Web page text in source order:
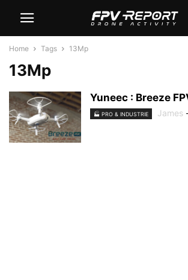
Home Tags 13Mp
13Mp
Yuneec : Breeze
🏭 PRO & INDUSTRIE James